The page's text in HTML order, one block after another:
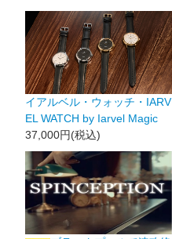
イアルベル・ウォッチ・IARV
EL WATCH by Iarvel Magic
37,000円(税込)